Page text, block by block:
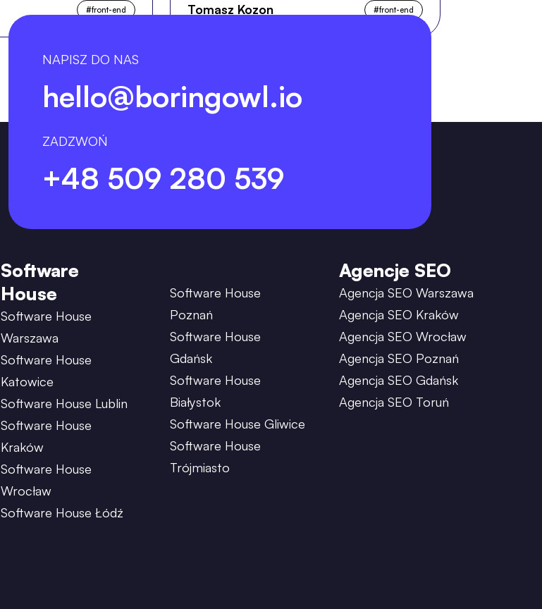
#front-end Tomasz Kozon #front-end
NAPISZ DO NAS
hello@boringowl.io
ZADZWOŃ
+48 509 280 539
Software
House
Software House
Warszawa
Software House
Katowice
Software House Lublin
Software House
Kraków
Software House
Wrocław
Software House Łódź
Software House
Poznań
Software House
Gdańsk
Software House
Białystok
Software House Gliwice
Software House
Trójmiasto
Agencje SEO
Agencja SEO Warszawa
Agencja SEO Kraków
Agencja SEO Wrocław
Agencja SEO Poznań
Agencja SEO Gdańsk
Agencja SEO Toruń